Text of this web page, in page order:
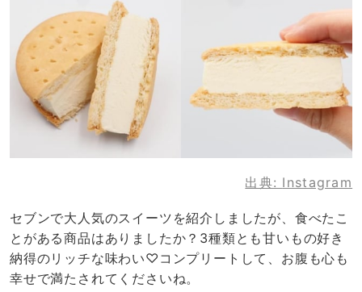
出典: Instagram
セブンで大人気のスイーツを紹介しましたが、食べたこ
とがある商品はありましたか？3種類とも甘いもの好き
納得のリッチな味わい♡コンプリートして、お腹も心も
幸せで満たされてくださいね。